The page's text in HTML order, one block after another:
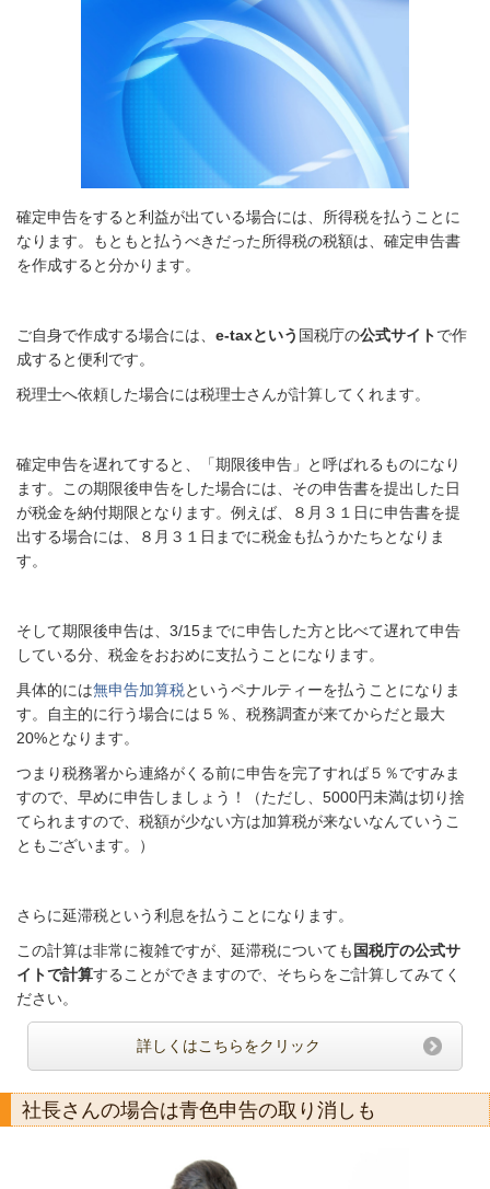
確定申告をすると利益が出ている場合には、所得税を払うことに
なります。もともと払うべきだった所得税の税額は、確定申告書
を作成すると分かります。
ご自身で作成する場合には、 e-taxという 国税庁の公式サイトで作
成すると便利です。
税理士へ依頼した場合には税理士さんが計算してくれます。
確定申告を遅れてすると、「期限後申告」と呼ばれるものになり
ます。この期限後申告をした場合には、その申告書を提出した日
が税金を納付期限となります。例えば、８月３１日に申告書を提
出する場合には、８月３１日までに税金も払うかたちとなりま
す。
そして期限後申告は、3/15までに申告した方と比べて遅れて申告
している分、税金をおおめに支払うことになります。
具体的には無申告加算税というペナルティーを払うことになりま
す。自主的に行う場合には５％、税務調査が来てからだと最大
20%となります。
つまり税務署から連絡がくる前に申告を完了すれば５％ですみま
すので、早めに申告しましょう！（ただし、5000円未満は切り捨
てられますので、税額が少ない方は加算税が来ないなんていうこ
ともございます。）
さらに延滞税という利息を払うことになります。
この計算は非常に複雑ですが、延滞税についても 国税庁の公式サ
イトで計算することができますので、そちらをご計算してみてく
ださい。
詳しくはこちらをクリック
社長さんの場合は青色申告の取り消しも